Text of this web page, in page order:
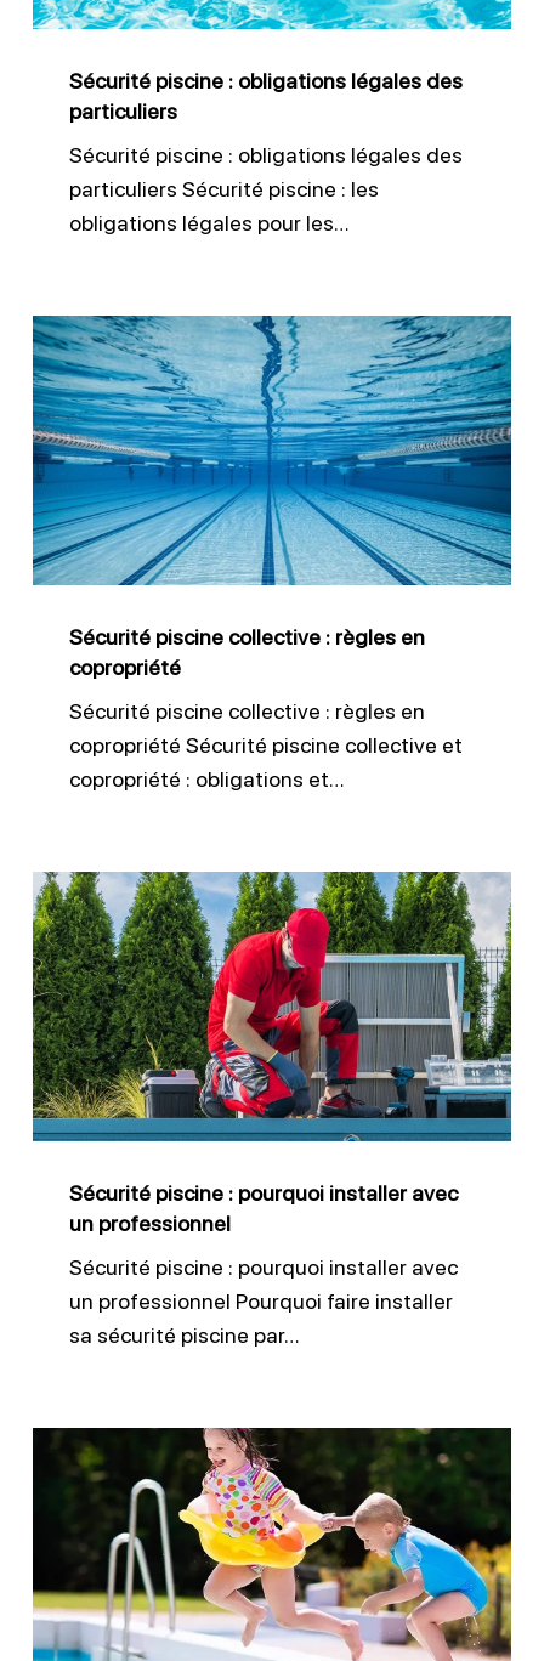
particuliers
Sécurité piscine : obligations légales des
particuliers
Sécurité piscine : obligations légales des
particuliers Sécurité piscine : les
obligations légales pour les…
Sécurité
piscine
collective
:
règles
en
copropriété
Sécurité piscine collective : règles en
copropriété
Sécurité piscine collective : règles en
copropriété Sécurité piscine collective et
copropriété : obligations et…
Sécurité
piscine
:
pourquoi
installer
avec
un
Sécurité piscine : pourquoi installer avec
un professionnel
Sécurité piscine : pourquoi installer avec
un professionnel Pourquoi faire installer
sa sécurité piscine par…
Normes
à
309